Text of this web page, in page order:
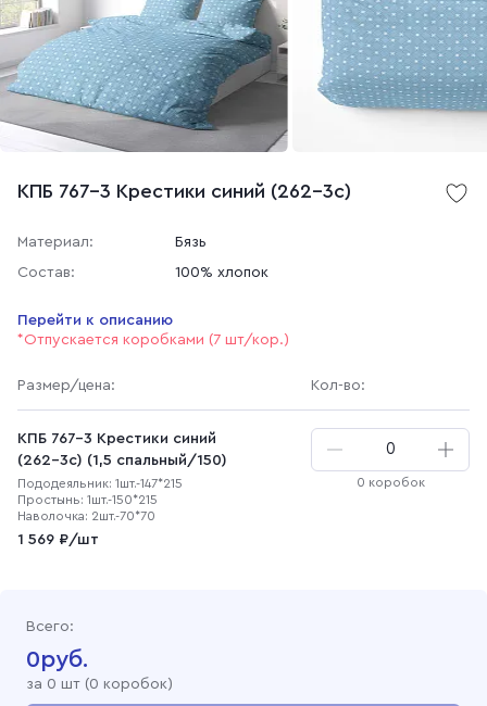
КПБ 767-3 Крестики синий (262-3с)
Материал:
Бязь
Состав:
100% хлопок
Перейти к описанию
*Отпускается коробками (7 шт/кор.)
Размер/цена: Кол-во:
КПБ 767-3 Крестики синий
(262-3с) (1,5 спальный/150)
Пододеяльник: 1шт.-147*215
Простынь: 1шт.-150*215
Наволочка: 2шт.-70*70
1 569 ₽/шт
0 коробок
Всего:
0руб.
за 0 шт (0 коробок)